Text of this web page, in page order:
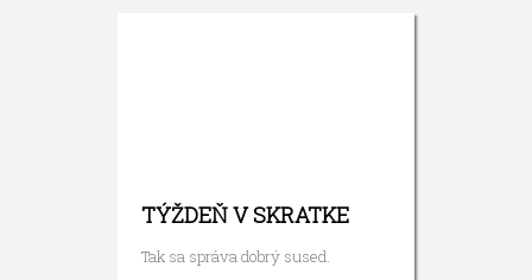
TÝŽDEŇ V SKRATKE
Tak sa správa dobrý sused.